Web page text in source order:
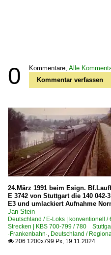
0 Kommentare, Alle
Kommentar verfassen
24.März 1991 beim Esign.
E 3742 von Stuttgart die 140
E3 und umlackiert Aufnahme
Jan Stein
Deutschland / E-Loks |
Strecken | KBS 700-799 / 780
·Frankenbahn·, Deutschland /
 206 1200x799 Px, 19.11.2024